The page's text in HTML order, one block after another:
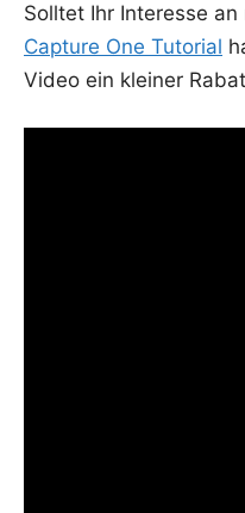
Soll­tet Ihr Inter­es­se an
Cap­tu­re One Tuto­ri­al
Video ein klei­ner